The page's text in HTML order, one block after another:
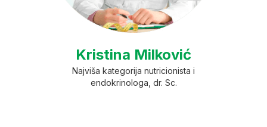
Kristina Milković
Najviša kategorija nutricionista i
endokrinologa, dr. Sc.